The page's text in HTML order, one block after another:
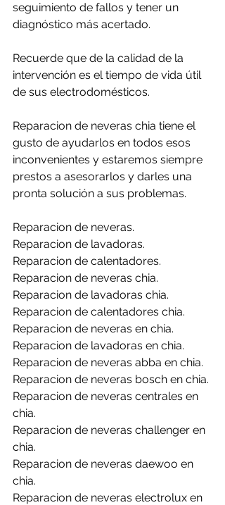
seguimiento de fallos y tener un
diagnóstico más acertado.
Recuerde que de la calidad de la
intervención es el tiempo de vida útil
de sus electrodomésticos.
Reparacion de neveras chia tiene el
gusto de ayudarlos en todos esos
inconvenientes y estaremos siempre
prestos a asesorarlos y darles una
pronta solución a sus problemas.
Reparacion de neveras.
Reparacion de lavadoras.
Reparacion de calentadores.
Reparacion de neveras chia.
Reparacion de lavadoras chia.
Reparacion de calentadores chia.
Reparacion de neveras en chia.
Reparacion de lavadoras en chia.
Reparacion de neveras abba en chia.
Reparacion de neveras bosch en chia.
Reparacion de neveras centrales en
chia.
Reparacion de neveras challenger en
chia.
Reparacion de neveras daewoo en
chia.
Reparacion de neveras electrolux en